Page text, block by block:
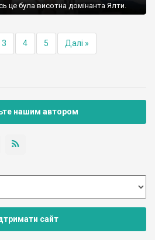
це була висотна домінанта Ялти.
3 4 5 Далі »
нашим автором
сайт